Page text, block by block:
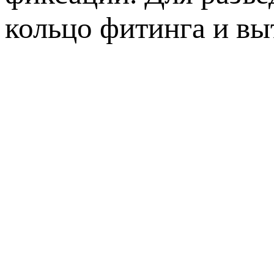
кольцо фитинга и